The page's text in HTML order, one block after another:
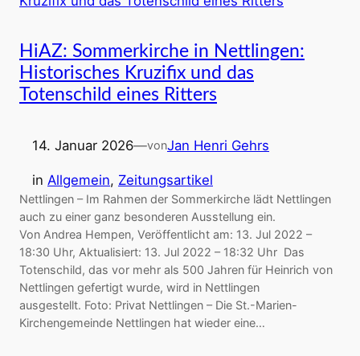
HiAZ: Sommerkirche in Nettlingen:
Historisches Kruzifix und das
Totenschild eines Ritters
14. Januar 2026—vonJan Henri Gehrs
in Allgemein, Zeitungsartikel
Nettlingen – Im Rahmen der Sommerkirche lädt Nettlingen
auch zu einer ganz besonderen Ausstellung ein.
Von Andrea Hempen, Veröffentlicht am: 13. Jul 2022 –
18:30 Uhr, Aktualisiert: 13. Jul 2022 – 18:32 Uhr Das
Totenschild, das vor mehr als 500 Jahren für Heinrich von
Nettlingen gefertigt wurde, wird in Nettlingen
ausgestellt. Foto: Privat Nettlingen – Die St.-Marien-
Kirchengemeinde Nettlingen hat wieder eine…